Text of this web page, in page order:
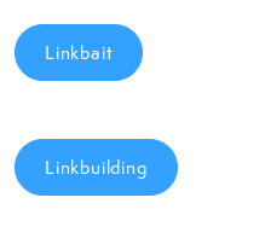
Linkbait
Linkbuilding